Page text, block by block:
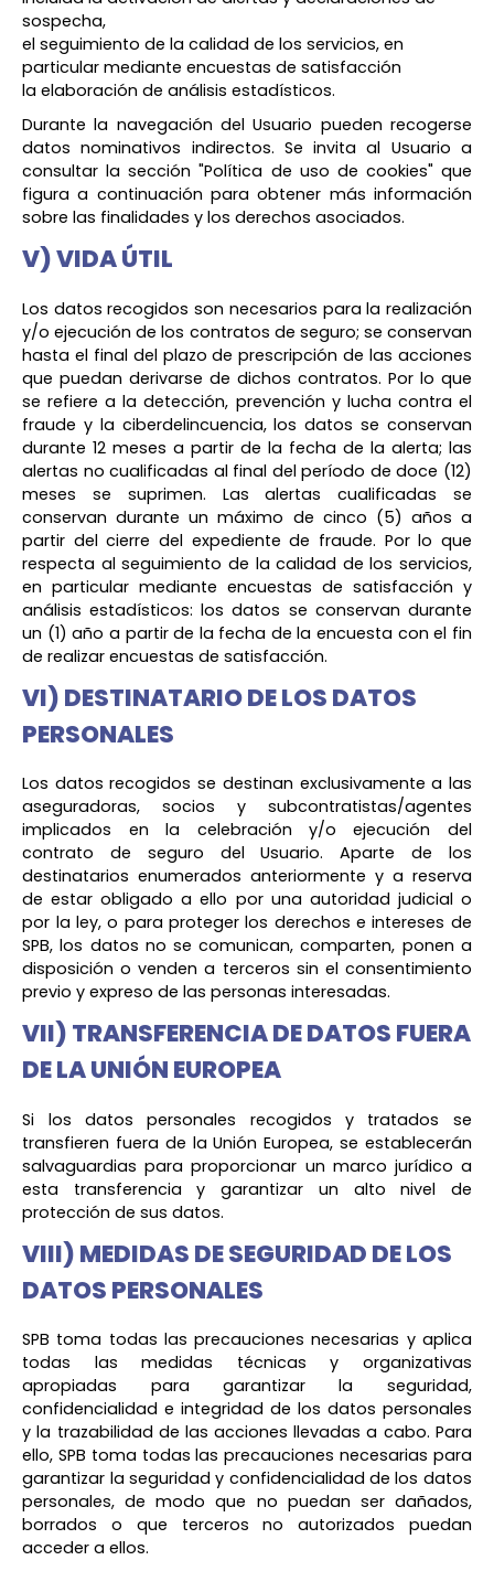
sospecha,
el seguimiento de la calidad de los servicios, en
particular mediante encuestas de satisfacción
la elaboración de análisis estadísticos.
Durante la navegación del Usuario pueden recogerse
datos nominativos indirectos. Se invita al Usuario a
consultar la sección "Política de uso de cookies" que
figura a continuación para obtener más información
sobre las finalidades y los derechos asociados.
V) VIDA ÚTIL
Los datos recogidos son necesarios para la realización
y/o ejecución de los contratos de seguro; se conservan
hasta el final del plazo de prescripción de las acciones
que puedan derivarse de dichos contratos. Por lo que
se refiere a la detección, prevención y lucha contra el
fraude y la ciberdelincuencia, los datos se conservan
durante 12 meses a partir de la fecha de la alerta; las
alertas no cualificadas al final del período de doce (12)
meses se suprimen. Las alertas cualificadas se
conservan durante un máximo de cinco (5) años a
partir del cierre del expediente de fraude. Por lo que
respecta al seguimiento de la calidad de los servicios,
en particular mediante encuestas de satisfacción y
análisis estadísticos: los datos se conservan durante
un (1) año a partir de la fecha de la encuesta con el fin
de realizar encuestas de satisfacción.
VI) DESTINATARIO DE LOS DATOS
PERSONALES
Los datos recogidos se destinan exclusivamente a las
aseguradoras, socios y subcontratistas/agentes
implicados en la celebración y/o ejecución del
contrato de seguro del Usuario. Aparte de los
destinatarios enumerados anteriormente y a reserva
de estar obligado a ello por una autoridad judicial o
por la ley, o para proteger los derechos e intereses de
SPB, los datos no se comunican, comparten, ponen a
disposición o venden a terceros sin el consentimiento
previo y expreso de las personas interesadas.
VII) TRANSFERENCIA DE DATOS FUERA
DE LA UNIÓN EUROPEA
Si los datos personales recogidos y tratados se
transfieren fuera de la Unión Europea, se establecerán
salvaguardias para proporcionar un marco jurídico a
esta transferencia y garantizar un alto nivel de
protección de sus datos.
VIII) MEDIDAS DE SEGURIDAD DE LOS
DATOS PERSONALES
SPB toma todas las precauciones necesarias y aplica
todas las medidas técnicas y organizativas
apropiadas para garantizar la seguridad,
confidencialidad e integridad de los datos personales
y la trazabilidad de las acciones llevadas a cabo. Para
ello, SPB toma todas las precauciones necesarias para
garantizar la seguridad y confidencialidad de los datos
personales, de modo que no puedan ser dañados,
borrados o que terceros no autorizados puedan
acceder a ellos.